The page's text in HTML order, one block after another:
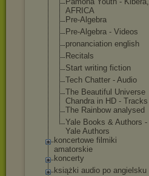
AFRICA
Pre-Algebra
Pre-Algebra - Videos
pronanciation english
Recitals
Start writing fiction
Tech Chatter - Audio
The Beautiful Universe
Chandra in HD - Tracks
The Rainbow analysed
Yale Books & Authors -
Yale Authors
koncertowe filmiki
amatorskie
koncerty
książki audio po angielsku